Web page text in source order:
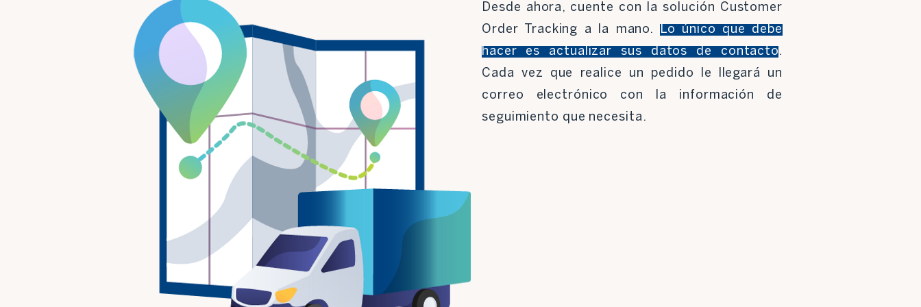
Desde ahora, cuente con la solución Customer
Order Tracking a la mano.
Lo único que debe
hacer es actualizar sus datos de contacto.
Cada vez que realice un pedido le llegará un
correo electrónico con la información de
seguimiento que necesita.